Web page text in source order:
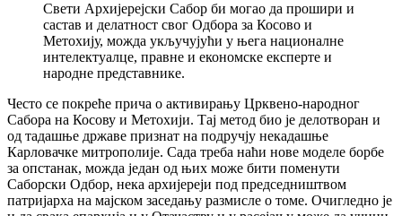
Свети Архијерејски Сабор би могао да прошири и
састав и делатност свог Одбора за Косово и
Метохију, можда укључујући у њега националне
интелектуалце, правне и економске експерте и
народне представнике.
Често се покреће прича о активирању Црквено-народног
Сабора на Косову и Метохији. Тај метод био је делотворан и
од тадашње државе признат на подручју некадашње
Карловачке митрополије. Сада треба наћи нове моделе борбе
за опстанак, можда један од њих може бити поменути
Саборски Одбор, нека архијереји под председништвом
патријарха на мајском заседању размисле о томе. Очигледно је